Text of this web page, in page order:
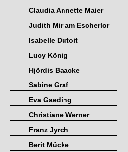
Claudia Annette Maier
Judith Miriam Escherlor
Isabelle Dutoit
Lucy König
Hjördis Baacke
Sabine Graf
Eva Gaeding
Christiane Werner
Franz Jyrch
Berit Mücke